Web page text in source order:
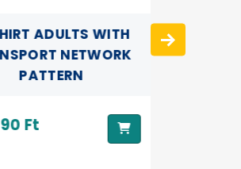
ADULTS WITH
NETWORK
PATTERN
Ft